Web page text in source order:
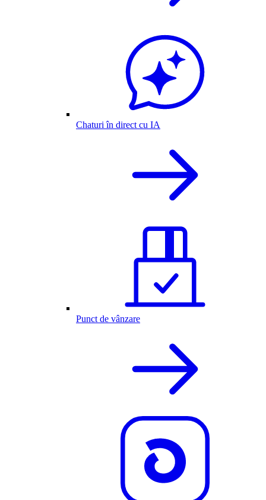
Chaturi în direct cu IA
Punct de vânzare